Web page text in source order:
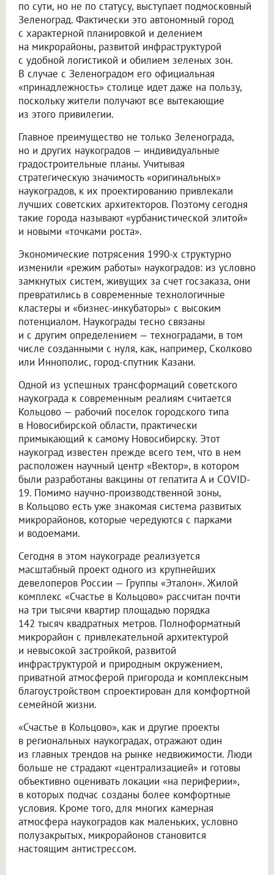
по сути, но не по статусу, выступает подмосковный
Зеленоград. Фактически это автономный город
с характерной планировкой и делением
на микрорайоны, развитой инфраструктурой
с удобной логистикой и обилием зеленых зон.
В случае с Зеленоградом его официальная
«принадлежность» столице идет даже на пользу,
поскольку жители получают все вытекающие
из этого привилегии.
Главное преимущество не только Зеленограда,
но и других наукоградов — индивидуальные
градостроительные планы. Учитывая
стратегическую значимость «оригинальных»
наукоградов, к их проектированию привлекали
лучших советских архитекторов. Поэтому сегодня
такие города называют «урбанистической элитой»
и новыми «точками роста».
Экономические потрясения 1990-х структурно
изменили «режим работы» наукоградов: из условно
замкнутых систем, живущих за счет госзаказа, они
превратились в современные технологичные
кластеры и «бизнес-инкубаторы» с высоким
потенциалом. Наукограды тесно связаны
и с другим определением — техноградами, в том
числе созданными с нуля, как, например, Сколково
или Иннополис, город-спутник Казани.
Одной из успешных трансформаций советского
наукограда к современным реалиям считается
Кольцово — рабочий поселок городского типа
в Новосибирской области, практически
примыкающий к самому Новосибирску. Этот
наукоград известен прежде всего тем, что в нем
расположен научный центр «Вектор», в котором
были разработаны вакцины от гепатита А и COVID-
19. Помимо научно-производственной зоны,
в Кольцово есть уже знакомая система развитых
микрорайонов, которые чередуются с парками
и водоемами.
Сегодня в этом наукограде реализуется
масштабный проект одного из крупнейших
девелоперов России — Группы «Эталон». Жилой
комплекс «Счастье в Кольцово» рассчитан почти
на три тысячи квартир площадью порядка
142 тысяч квадратных метров. Полноформатный
микрорайон с привлекательной архитектурой
и невысокой застройкой, развитой
инфраструктурой и природным окружением,
приватной атмосферой пригорода и комплексным
благоустройством спроектирован для комфортной
семейной жизни.
«Счастье в Кольцово», как и другие проекты
в региональных наукоградах, отражают один
из главных трендов на рынке недвижимости. Люди
больше не страдают «централизацией» и готовы
объективно оценивать локации «на периферии»,
в которых подчас созданы более комфортные
условия. Кроме того, для многих камерная
атмосфера наукоградов как маленьких, условно
полузакрытых, микрорайонов становится
настоящим антистрессом.